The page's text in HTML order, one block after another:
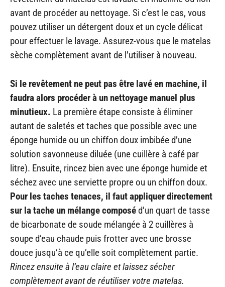
avant de procéder au nettoyage. Si c’est le cas, vous
pouvez utiliser un détergent doux et un cycle délicat
pour effectuer le lavage. Assurez-vous que le matelas
sèche complètement avant de l’utiliser à nouveau.
Si le revêtement ne peut pas être lavé en machine, il
faudra alors procéder à un nettoyage manuel plus
minutieux. La première étape consiste à éliminer
autant de saletés et taches que possible avec une
éponge humide ou un chiffon doux imbibée d’une
solution savonneuse diluée (une cuillère à café par
litre). Ensuite, rincez bien avec une éponge humide et
séchez avec une serviette propre ou un chiffon doux.
Pour les taches tenaces, il faut appliquer directement
sur la tache un mélange composéd’un quart de tasse
de bicarbonate de soude mélangée à 2 cuillères à
soupe d’eau chaude puis frotter avec une brosse
douce jusqu’à ce qu’elle soit complètement partie.
Rincez ensuite à l’eau claire et laissez sécher
complètement avant de réutiliser votre matelas.